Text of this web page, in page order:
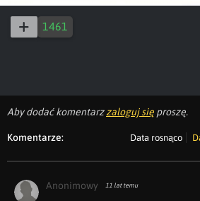
1461
Aby dodać komentarzzaloguj się proszę.
Komentarze: Data rosnąco
Anonimowy 11 lat temu